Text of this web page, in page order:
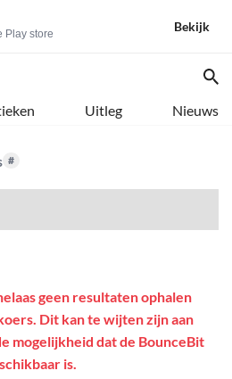
Play store
Bekijk
Uitleg Nieuws
#
geen resultaten ophalen
Dit kan te wijten zijn aan
mogelijkheid dat de BounceBit
is.